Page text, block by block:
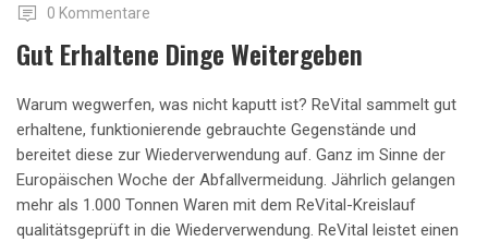
0 Kommentare
Gut Erhaltene Dinge Weitergeben
Warum wegwerfen, was nicht kaputt ist? ReVital sammelt gut
erhaltene, funktionierende gebrauchte Gegenstände und
bereitet diese zur Wiederverwendung auf. Ganz im Sinne der
Europäischen Woche der Abfallvermeidung. Jährlich gelangen
mehr als 1.000 Tonnen Waren mit dem ReVital-Kreislauf
qualitätsgeprüft in die Wiederverwendung. ReVital leistet einen